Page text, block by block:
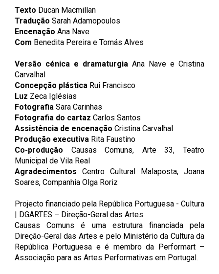
Texto Ducan Macmillan
Tradução Sarah Adamopoulos
Encenação Ana Nave
Com Benedita Pereira e Tomás Alves
Versão cénica e dramaturgia Ana Nave e Cristina
Carvalhal
Concepção plástica Rui Francisco
Luz Zeca Iglésias
Fotografia Sara Carinhas
Fotografia do cartaz Carlos Santos
Assistência de encenação Cristina Carvalhal
Produção executiva Rita Faustino
Co-produção Causas Comuns, Arte 33, Teatro
Municipal de Vila Real
Agradecimentos Centro Cultural Malaposta, Joana
Soares, Companhia Olga Roriz
Projecto financiado pela República Portuguesa - Cultura
| DGARTES – Direção-Geral das Artes.
Causas Comuns é uma estrutura financiada pela
Direção-Geral das Artes e pelo Ministério da Cultura da
República Portuguesa e é membro da Performart –
Associação para as Artes Performativas em Portugal.